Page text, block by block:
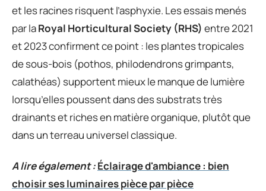
et les racines risquent l’asphyxie. Les essais menés
par laRoyal Horticultural Society (RHS) entre 2021
et 2023 confirment ce point : les plantes tropicales
de sous-bois (pothos, philodendrons grimpants,
calathéas) supportent mieux le manque de lumière
lorsqu’elles poussent dans des substrats très
drainants et riches en matière organique, plutôt que
dans un terreau universel classique.
A lire également :Éclairage d'ambiance : bien
choisir ses luminaires pièce par pièce